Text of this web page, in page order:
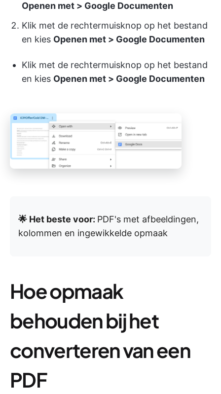
Openen met > Google Documenten
Klik met de rechtermuisknop op het bestand
en kies Openen met > Google Documenten
Klik met de rechtermuisknop op het bestand
en kies Openen met > Google Documenten
🌟 Het beste voor: PDF's met afbeeldingen,
kolommen en ingewikkelde opmaak
Hoe opmaak
behouden bij het
converteren van een
PDF